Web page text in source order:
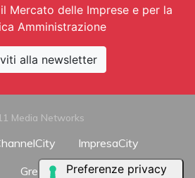
Mercato delle Imprese e per la
Amministrazione
alla newsletter
Media Networks
ImpresaCity
GreenCity ImpresaGreen